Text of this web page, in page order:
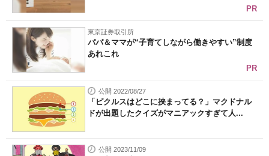
PR
東京証券取引所
パパ＆ママが“子育てしながら働きやすい”制度
あれこれ
PR
公開 2022/08/27
「ピクルスはどこに挟まってる？」マクドナル
ドが出題したクイズがマニアックすぎて人...
公開 2023/11/09